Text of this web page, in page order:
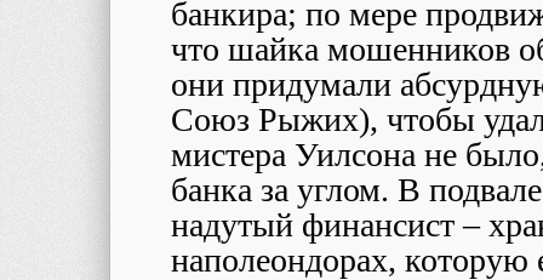
банкира; по мере
что шайка мошенников
они придумали
Союз Рыжих), чтобы
мистера Уилсона не
банка за углом. В
надутый финансист –
наполеондорах, которую